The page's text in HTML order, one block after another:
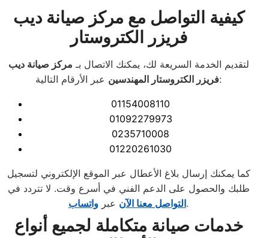
كيفية التواصل مع مركز صيانة ديب
فريزر الكتروستار
لتقديم الخدمة السريعة لك، يمكنك الاتصال بـ مركز صيانة ديب
فريزر الكتروستار المهندسينعبر الأرقام التالية:
01154008110
01092279973
0235710008
01220261030
كما يمكنك إرسال بلاغ الأعطال عبر الموقع الإلكتروني لتسجيل
طلبك والحصول على الدعم الفني في أسرع وقت. لا تتردد في
التواصل معنا الآن عبر واتساب .
خدمات صيانة متكاملة لجميع أنواع